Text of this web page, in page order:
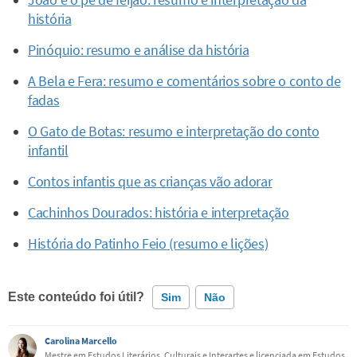
história
Pinóquio: resumo e análise da história
A Bela e Fera: resumo e comentários sobre o conto de
fadas
O Gato de Botas: resumo e interpretação do conto
infantil
Contos infantis que as crianças vão adorar
Cachinhos Dourados: história e interpretação
História do Patinho Feio (resumo e lições)
Este conteúdo foi útil? Sim Não
Este conteúdo contém informação incorreta
Carolina Marcello